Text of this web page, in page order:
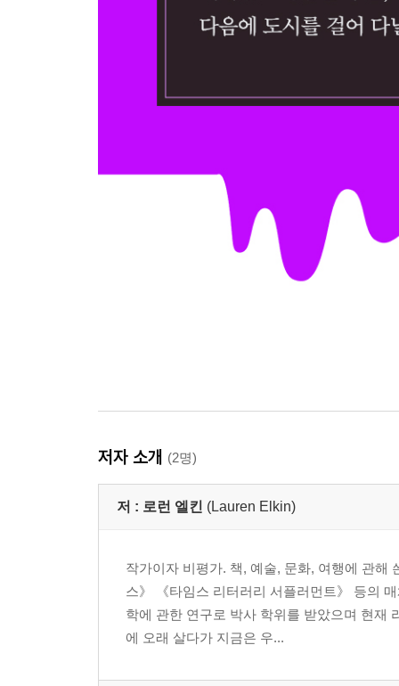
저자 소개 (2명)
저 : 로런 엘킨 (Lauren Elkin)
작가이자 비평가. 책, 예술, 문화, 여행에 관해
스》 《타임스 리터러리 서플러먼트》 등의
학에 관한 연구로 박사 학위를 받았으며 현재
에 오래 살다가 지금은 우...